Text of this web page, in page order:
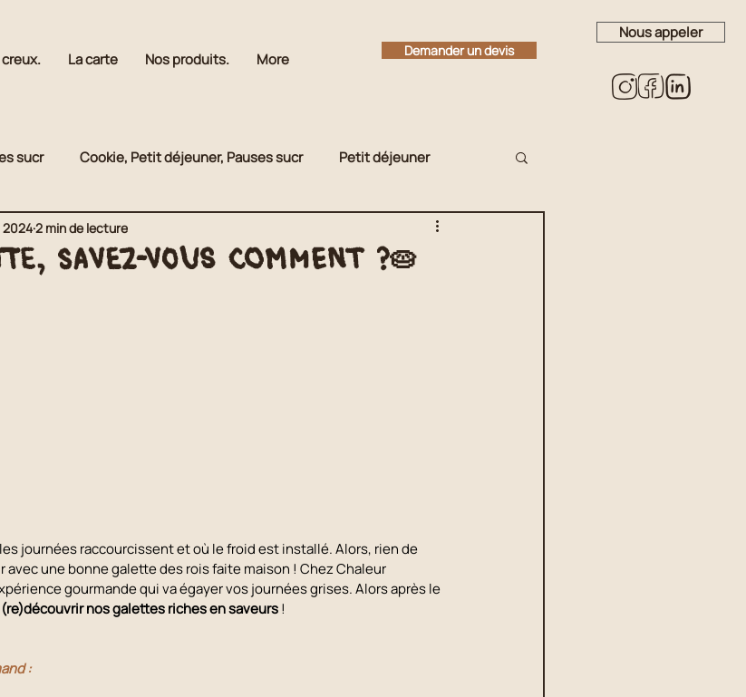
La carte Nos produits. More Demander un devis
Nous appeler
sucr Cookie, Petit déjeuner, Pauses sucr Petit déjeuner
sucrées
savez-vous comment ?🥧
20242 min de lecture
journées raccourcissent et où le froid est installé. Alors, rien de
une bonne galette des rois faite maison ! Chez Chaleur
gourmande qui va égayer vos journées grises. Alors après le
nos galettes riches en saveurs !
: